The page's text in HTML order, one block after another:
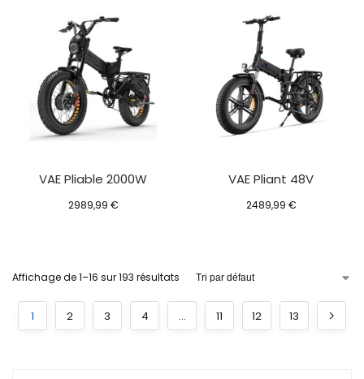
VAE Pliable 2000W
2989,99 €
VAE Pliant 48V
2489,99 €
Affichage de 1–16 sur 193 résultats
1 2 3 4 … 11 12 13